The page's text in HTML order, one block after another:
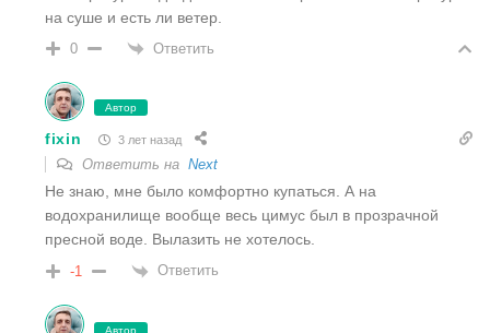
на суше и есть ли ветер.
0 Ответить
Автор
fixin 3 лет назад
Ответить на Next
Не знаю, мне было комфортно купаться. А на
водохранилище вообще весь цимус был в прозрачной
пресной воде. Вылазить не хотелось.
-1 Ответить
Автор